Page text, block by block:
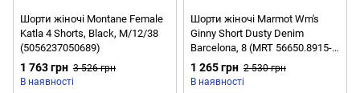
Шорти жіночі Montane Female
Katla 4 Shorts, Black, M/12/38
(5056237050689)
1 763 грн 3 526 грн
В наявності
Шорти жіночі Marmot Wm's
Ginny Short Dusty Denim
Barcelona, 8 (MRT 56650.8915-
8)
1 265 грн 2 530 грн
В наявності